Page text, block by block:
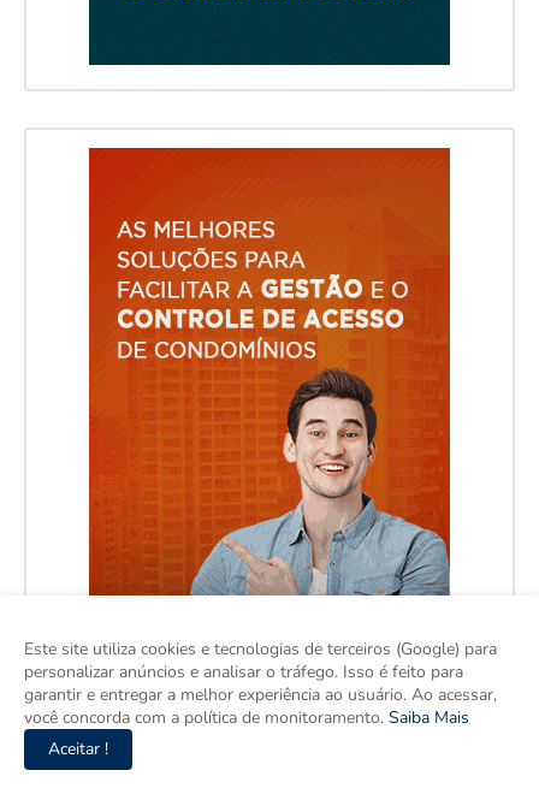
Este site utiliza cookies e tecnologias de terceiros (Google) para
personalizar anúncios e analisar o tráfego. Isso é feito para
garantir e entregar a melhor experiência ao usuário. Ao acessar,
você concorda com a política de monitoramento. Saiba Mais
Aceitar !